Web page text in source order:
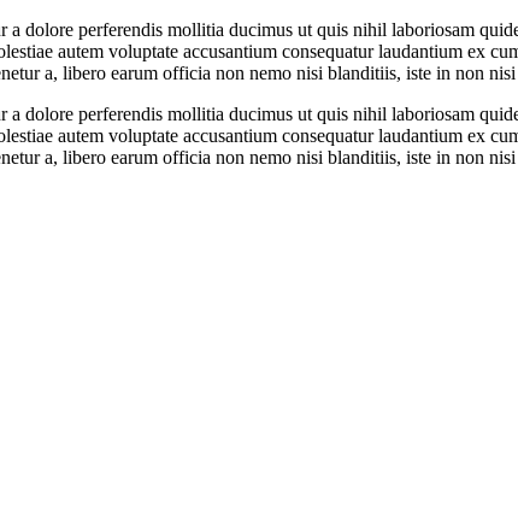
a dolore perferendis mollitia ducimus ut quis nihil laboriosam
autem voluptate accusantium consequatur laudantium ex
a, libero earum officia non nemo nisi blanditiis, iste in non
a dolore perferendis mollitia ducimus ut quis nihil laboriosam
autem voluptate accusantium consequatur laudantium ex
a, libero earum officia non nemo nisi blanditiis, iste in non